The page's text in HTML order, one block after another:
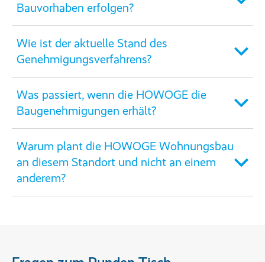
Bauvorhaben erfolgen?
Wie ist der aktuelle Stand des
Genehmigungsverfahrens?
Was passiert, wenn die HOWOGE die
Baugenehmigungen erhält?
Warum plant die HOWOGE Wohnungsbau
an diesem Standort und nicht an einem
anderem?